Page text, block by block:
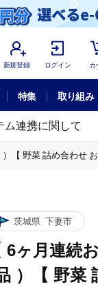
新規登録 ログイン カ
特集 取り組み
ム連携に関して
）【 野菜 詰め合わ
セリ わさび菜 ポッ
マン なすトマト かぼ
セリ わさび菜 ポッ
マン なすトマト か
茨城県 下妻市
6ヶ月連続
）【 野菜